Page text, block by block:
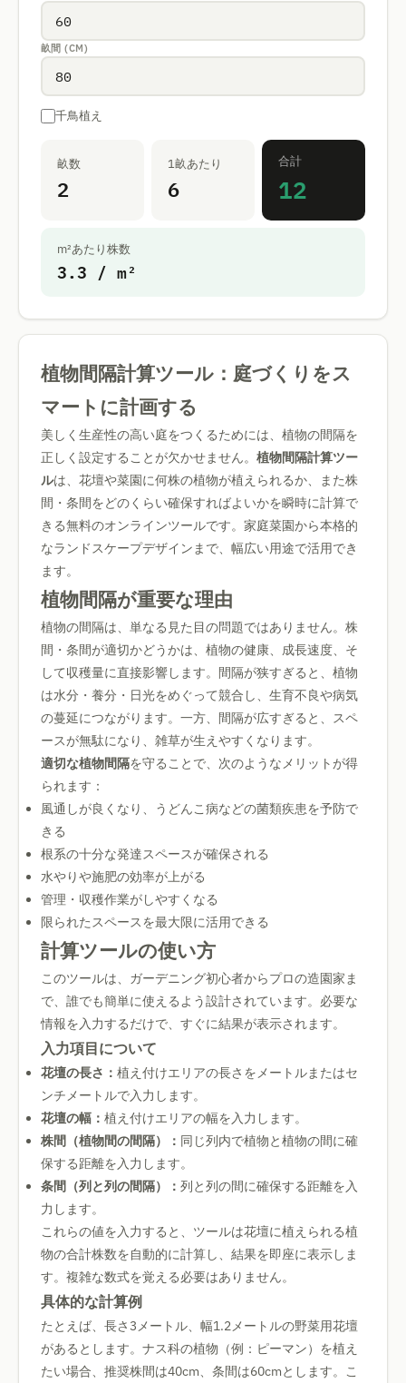
畝間 (CM)
千鳥植え
畝数
2
1畝あたり
6
合計
12
m²あたり株数
3.3 / m²
植物間隔計算ツール：庭づくりをス
マートに計画する
美しく生産性の高い庭をつくるためには、植物の間隔を
正しく設定することが欠かせません。 植物間隔計算ツー
ルは、花壇や菜園に何株の植物が植えられるか、また株
間・条間をどのくらい確保すればよいかを瞬時に計算で
きる無料のオンラインツールです。家庭菜園から本格的
なランドスケープデザインまで、幅広い用途で活用でき
ます。
植物間隔が重要な理由
植物の間隔は、単なる見た目の問題ではありません。株
間・条間が適切かどうかは、植物の健康、成長速度、そ
して収穫量に直接影響します。間隔が狭すぎると、植物
は水分・養分・日光をめぐって競合し、生育不良や病気
の蔓延につながります。一方、間隔が広すぎると、スペ
ースが無駄になり、雑草が生えやすくなります。
適切な植物間隔を守ることで、次のようなメリットが得
られます：
風通しが良くなり、うどんこ病などの菌類疾患を予防で
きる
根系の十分な発達スペースが確保される
水やりや施肥の効率が上がる
管理・収穫作業がしやすくなる
限られたスペースを最大限に活用できる
計算ツールの使い方
このツールは、ガーデニング初心者からプロの造園家ま
で、誰でも簡単に使えるよう設計されています。必要な
情報を入力するだけで、すぐに結果が表示されます。
入力項目について
花壇の長さ： 植え付けエリアの長さをメートルまたはセ
ンチメートルで入力します。
花壇の幅： 植え付けエリアの幅を入力します。
株間（植物間の間隔）： 同じ列内で植物と植物の間に確
保する距離を入力します。
条間（列と列の間隔）： 列と列の間に確保する距離を入
力します。
これらの値を入力すると、ツールは花壇に植えられる植
物の合計株数を自動的に計算し、結果を即座に表示しま
す。複雑な数式を覚える必要はありません。
具体的な計算例
たとえば、長さ3メートル、幅1.2メートルの野菜用花壇
があるとします。ナス科の植物（例：ピーマン）を植え
たい場合、推奨株間は40cm、条間は60cmとします。こ